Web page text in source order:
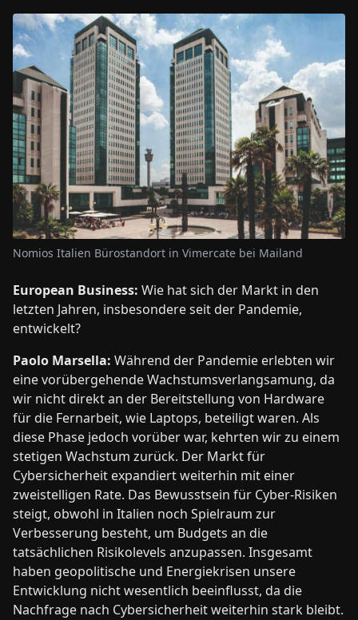
Nomios Italien Bürostandort in Vimercate bei Mailand
European Business: Wie hat sich der Markt in den
letzten Jahren, insbesondere seit der Pandemie,
entwickelt?
Paolo Marsella: Während der Pandemie erlebten wir
eine vorübergehende Wachstumsverlangsamung, da
wir nicht direkt an der Bereitstellung von Hardware
für die Fernarbeit, wie Laptops, beteiligt waren. Als
diese Phase jedoch vorüber war, kehrten wir zu einem
stetigen Wachstum zurück. Der Markt für
Cybersicherheit expandiert weiterhin mit einer
zweistelligen Rate. Das Bewusstsein für Cyber-Risiken
steigt, obwohl in Italien noch Spielraum zur
Verbesserung besteht, um Budgets an die
tatsächlichen Risikolevels anzupassen. Insgesamt
haben geopolitische und Energiekrisen unsere
Entwicklung nicht wesentlich beeinflusst, da die
Nachfrage nach Cybersicherheit weiterhin stark bleibt.